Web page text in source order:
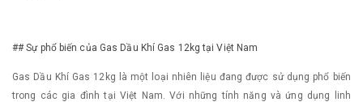
## Sự phổ biến của Gas Dầu Khí Gas 12kg tại Việt Nam
Gas Dầu Khí Gas 12kg là một loại nhiên liệu đang được sử dụng phổ biến
trong các gia đình tại Việt Nam. Với những tính năng và ứng dụng linh